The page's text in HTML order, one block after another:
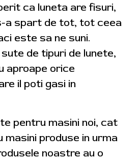
ca luneta are fisuri,
a spart de tot, tot ceea
este sa ne suni.
de tipuri de lunete,
aproape orice
il poti gasi in
pentru masini noi, cat
masini produse in urma
noastre au o